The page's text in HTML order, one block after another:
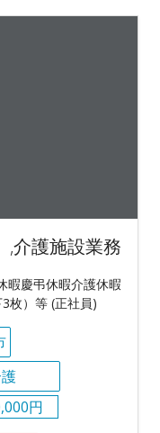
,介護施設業務
暇慶弔休暇介護休暇
枚）等 (正社員)
円